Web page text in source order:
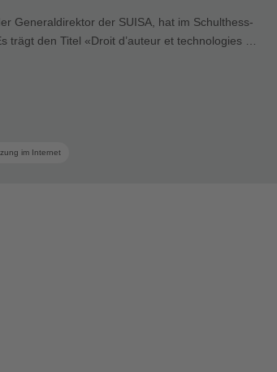
Generaldirektor der SUISA, hat im Schulthess-
trägt den Titel «Droit d’auteur et technologies …
im Internet